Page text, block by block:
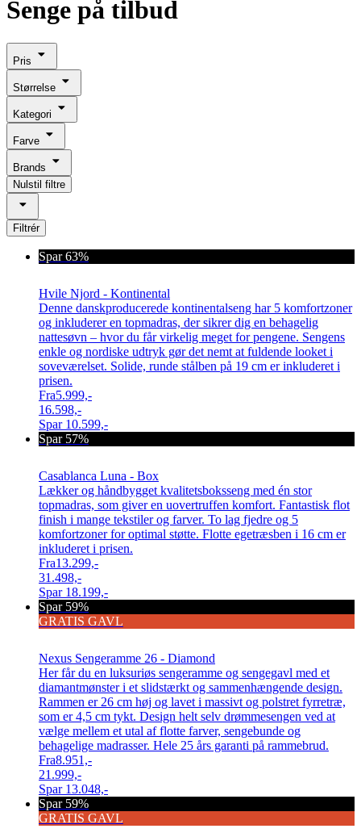
Senge på tilbud
Pris
Størrelse
Kategori
Farve
Brands
Nulstil filtre
Filtrér
Spar 63%
Hvile Njord - Kontinental
Denne danskproducerede kontinentalseng har 5 komfortzoner
og inkluderer en topmadras, der sikrer dig en behagelig
nattesøvn – hvor du får virkelig meget for pengene. Sengens
enkle og nordiske udtryk gør det nemt at fuldende looket i
soveværelset. Solide, runde stålben på 19 cm er inkluderet i
prisen.
Fra5.999,-
16.598,-
Spar 10.599,-
Spar 57%
Casablanca Luna - Box
Lækker og håndbygget kvalitetsboksseng med én stor
topmadras, som giver en uovertruffen komfort. Fantastisk flot
finish i mange tekstiler og farver. To lag fjedre og 5
komfortzoner for optimal støtte. Flotte egetræsben i 16 cm er
inkluderet i prisen.
Fra13.299,-
31.498,-
Spar 18.199,-
Spar 59%
GRATIS GAVL
Nexus Sengeramme 26 - Diamond
Her får du en luksuriøs sengeramme og sengegavl med et
diamantmønster i et slidstærkt og sammenhængende design.
Rammen er 26 cm høj og lavet i massivt og polstret fyrretræ,
som er 4,5 cm tykt. Design helt selv drømmesengen ved at
vælge mellem et utal af flotte farver, sengebunde og
behagelige madrasser. Hele 25 års garanti på rammebrud.
Fra8.951,-
21.999,-
Spar 13.048,-
Spar 59%
GRATIS GAVL